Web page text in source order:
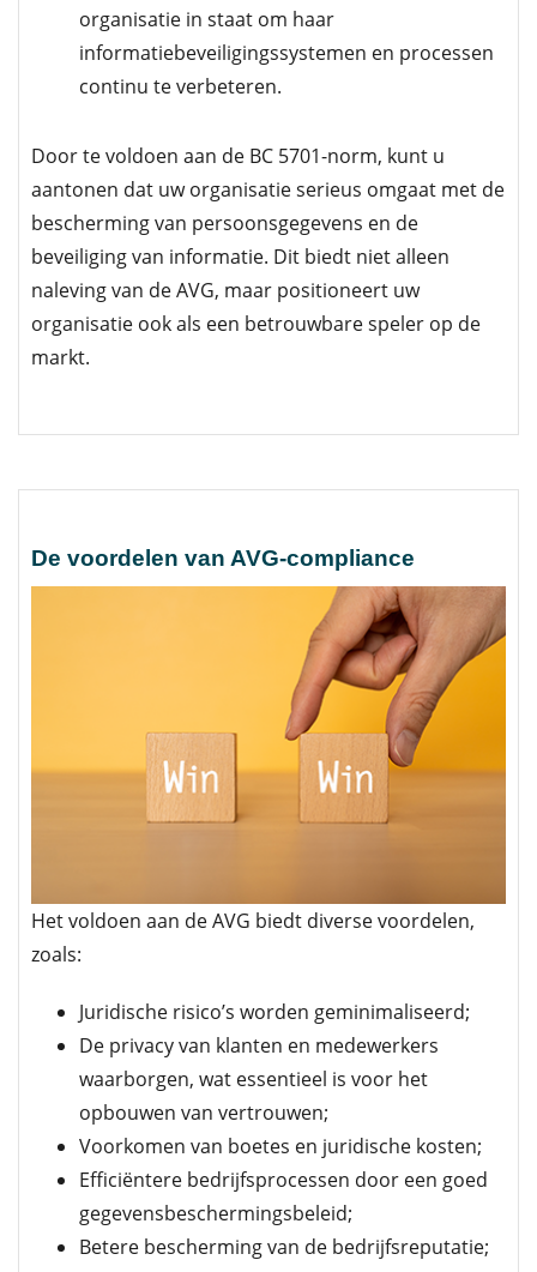
organisatie in staat om haar
informatiebeveiligingssystemen en processen
continu te verbeteren.
Door te voldoen aan de BC 5701-norm, kunt u
aantonen dat uw organisatie serieus omgaat met de
bescherming van persoonsgegevens en de
beveiliging van informatie. Dit biedt niet alleen
naleving van de AVG, maar positioneert uw
organisatie ook als een betrouwbare speler op de
markt.
De voordelen van AVG-compliance
Het voldoen aan de AVG biedt diverse voordelen,
zoals:
Juridische risico’s worden geminimaliseerd;
De privacy van klanten en medewerkers
waarborgen, wat essentieel is voor het
opbouwen van vertrouwen;
Voorkomen van boetes en juridische kosten;
Efficiëntere bedrijfsprocessen door een goed
gegevensbeschermingsbeleid;
Betere bescherming van de bedrijfsreputatie;